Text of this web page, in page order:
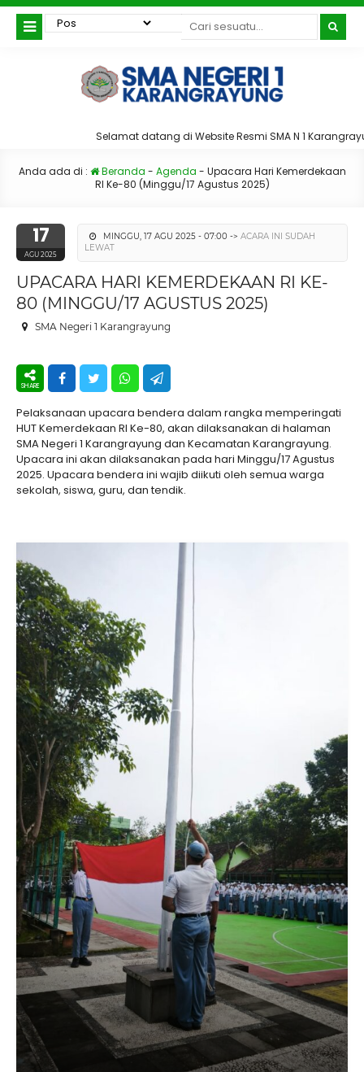
Selamat datang di Website Resmi SMA N 1
Anda ada di : Beranda - Agenda - Upacara Hari Kemerdekaan
RI Ke-80 (Minggu/17 Agustus 2025)
17
AGU 2025
MINGGU, 17 AGU 2025 - 07:00 -> ACARA INI SUDAH
LEWAT
UPACARA HARI KEMERDEKAAN RI KE-
80 (MINGGU/17 AGUSTUS 2025)
SMA Negeri 1 Karangrayung
Pelaksanaan upacara bendera dalam rangka memperingati
HUT Kemerdekaan RI Ke-80, akan dilaksanakan di halaman
SMA Negeri 1 Karangrayung dan Kecamatan Karangrayung.
Upacara ini akan dilaksanakan pada hari Minggu/17 Agustus
2025. Upacara bendera ini wajib diikuti oleh semua warga
sekolah, siswa, guru, dan tendik.